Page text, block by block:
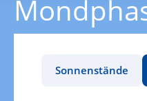
Sonnenstände